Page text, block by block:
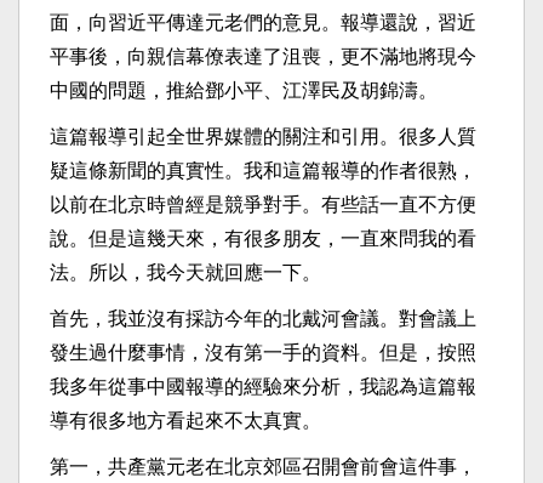
面，向習近平傳達元老們的意見。報導還說，習近
平事後，向親信幕僚表達了沮喪，更不滿地將現今
中國的問題，推給鄧小平、江澤民及胡錦濤。
這篇報導引起全世界媒體的關注和引用。很多人質
疑這條新聞的真實性。我和這篇報導的作者很熟，
以前在北京時曾經是競爭對手。有些話一直不方便
說。但是這幾天來，有很多朋友，一直來問我的看
法。所以，我今天就回應一下。
首先，我並沒有採訪今年的北戴河會議。對會議上
發生過什麼事情，沒有第一手的資料。但是，按照
我多年從事中國報導的經驗來分析，我認為這篇報
導有很多地方看起來不太真實。
第一，共產黨元老在北京郊區召開會前會這件事，